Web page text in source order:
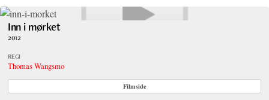
Inn i mørket
2012
REGI
Thomas Wangsmo
Filmside